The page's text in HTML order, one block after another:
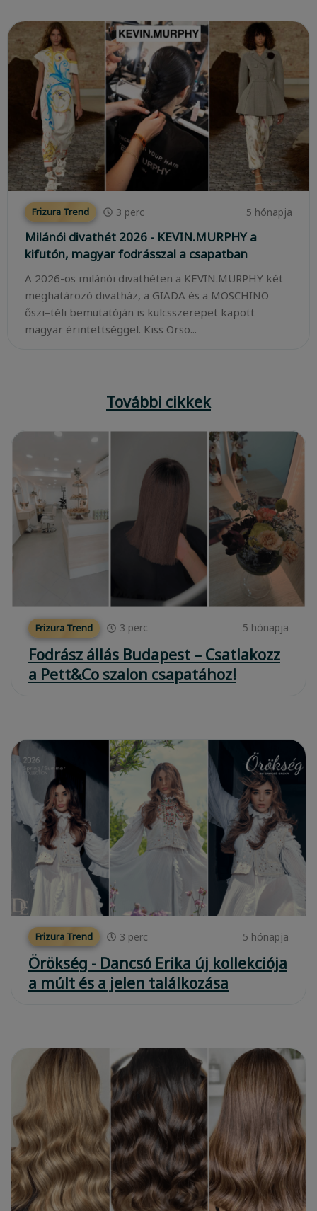
Frizura Trend 3 perc 5 hónapja
Milánói divathét 2026 - KEVIN.MURPHY a
kifutón, magyar fodrásszal a csapatban
A 2026-os milánói divathéten a KEVIN.MURPHY két
meghatározó divatház, a GIADA és a MOSCHINO
őszi–téli bemutatóján is kulcsszerepet kapott
magyar érintettséggel. Kiss Orso...
További cikkek
Frizura Trend 3 perc 5 hónapja
Fodrász állás Budapest – Csatlakozz
a Pett&Co szalon csapatához!
Frizura Trend 3 perc 5 hónapja
Örökség - Dancsó Erika új kollekciója
a múlt és a jelen találkozása